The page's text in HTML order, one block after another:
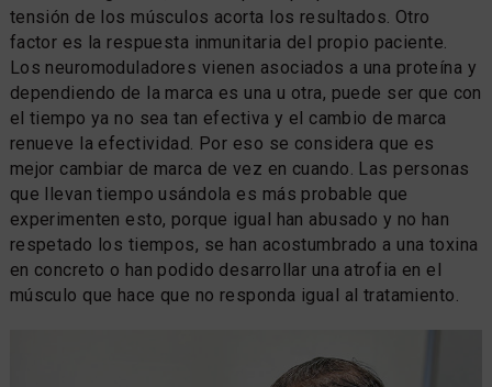
tensión de los músculos acorta los resultados. Otro
factor es la respuesta inmunitaria del propio paciente.
Los neuromoduladores vienen asociados a una proteína y
dependiendo de la marca es una u otra, puede ser que con
el tiempo ya no sea tan efectiva y el cambio de marca
renueve la efectividad. Por eso se considera que es
mejor cambiar de marca de vez en cuando. Las personas
que llevan tiempo usándola es más probable que
experimenten esto, porque igual han abusado y no han
respetado los tiempos, se han acostumbrado a una toxina
en concreto o han podido desarrollar una atrofia en el
músculo que hace que no responda igual al tratamiento.